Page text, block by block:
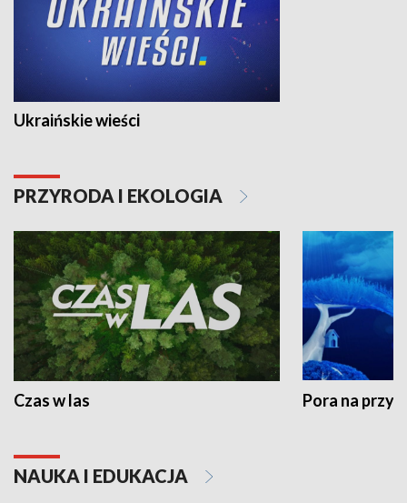
Ukraińskie wieści
PRZYRODA I EKOLOGIA
Czas w las Pora na
NAUKA I EDUKACJA